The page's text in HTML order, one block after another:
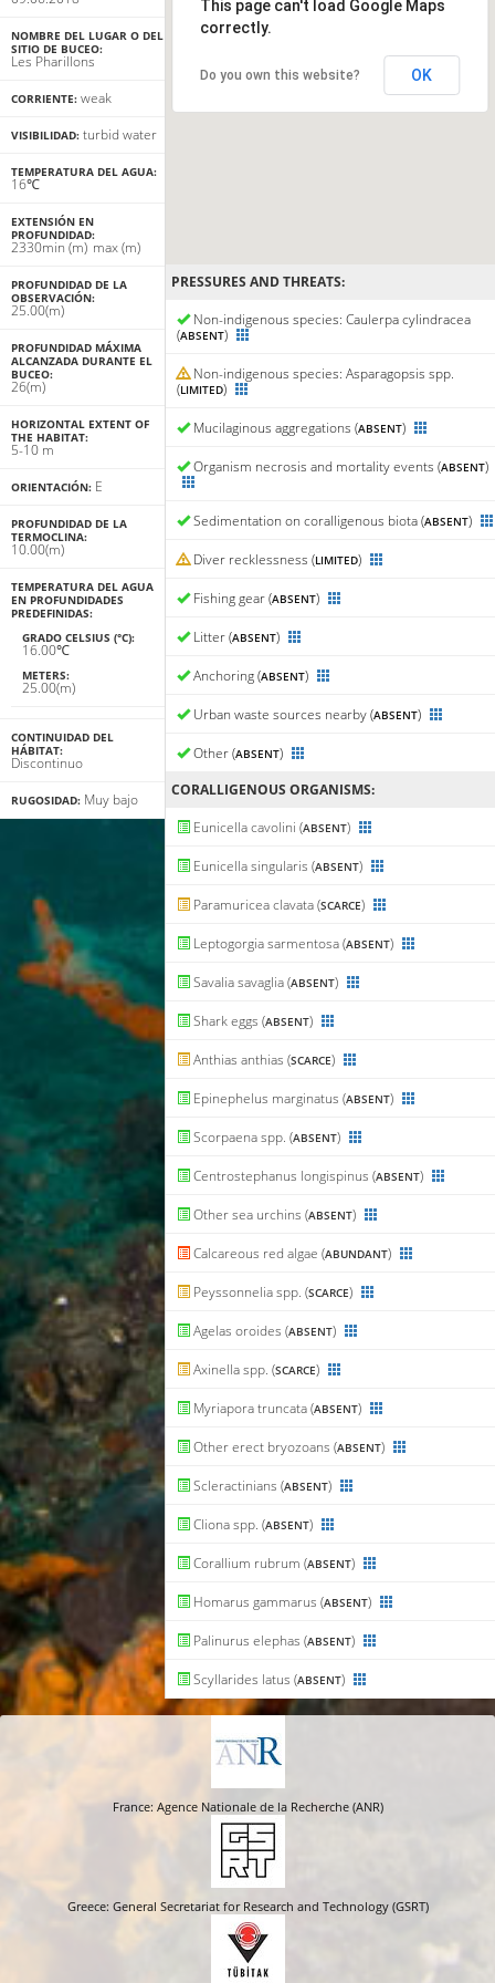
NOMBRE DEL LUGAR O DEL
SITIO DE BUCEO:
Les Pharillons
CORRIENTE: weak
VISIBILIDAD: turbid water
TEMPERATURA DEL AGUA:
16℃
EXTENSIÓN EN
PROFUNDIDAD:
min
23 (m) max
30 (m)
PROFUNDIDAD DE LA
OBSERVACIÓN:
25.00(m)
PROFUNDIDAD MÁXIMA
ALCANZADA DURANTE EL
BUCEO:
26(m)
HORIZONTAL EXTENT OF
THE HABITAT:
5-10 m
ORIENTACIÓN: E
PROFUNDIDAD DE LA
TERMOCLINA:
10.00(m)
TEMPERATURA DEL AGUA
EN PROFUNDIDADES
PREDEFINIDAS:
GRADO CELSIUS (°C):
16.00℃
METERS:
25.00(m)
CONTINUIDAD DEL
HÁBITAT:
Discontinuo
RUGOSIDAD: Muy bajo
This page can't load Google Maps
correctly.
Do you own this website? OK
PRESSURES AND THREATS:
Non-indigenous species: Caulerpa cylindracea
(ABSENT)
Non-indigenous species: Asparagopsis spp.
(LIMITED)
Mucilaginous aggregations (ABSENT)
Organism necrosis and mortality events (ABSENT)
Sedimentation on coralligenous biota (ABSENT)
Diver recklessness (LIMITED)
Fishing gear (ABSENT)
Litter (ABSENT)
Anchoring (ABSENT)
Urban waste sources nearby (ABSENT)
Other (ABSENT)
CORALLIGENΟUS ORGANISMS:
Eunicella cavolini (ABSENT)
Eunicella singularis (ABSENT)
Paramuricea clavata (SCARCE)
Leptogorgia sarmentosa (ABSENT)
Savalia savaglia (ABSENT)
Shark eggs (ABSENT)
Anthias anthias (SCARCE)
Epinephelus marginatus (ABSENT)
Scorpaena spp. (ABSENT)
Centrostephanus longispinus (ABSENT)
Other sea urchins (ABSENT)
Calcareous red algae (ABUNDANT)
Peyssonnelia spp. (SCARCE)
Agelas oroides (ABSENT)
Axinella spp. (SCARCE)
Myriapora truncata (ABSENT)
Other erect bryozoans (ABSENT)
Scleractinians (ABSENT)
Cliona spp. (ABSENT)
Corallium rubrum (ABSENT)
Homarus gammarus (ABSENT)
Palinurus elephas (ABSENT)
Scyllarides latus (ABSENT)
France: Agence Nationale de la Recherche (ANR)
Greece: General Secretariat for Research and Technology (GSRT)